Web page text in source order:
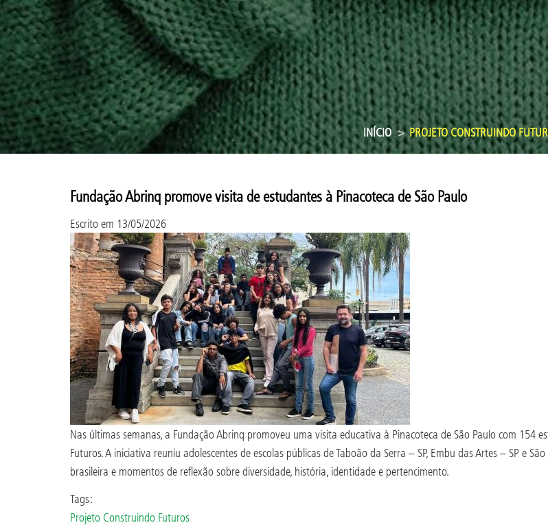
INÍCIO PROJETO CONSTRUINDO
Fundação Abrinq promove visita de estudantes à Pinacoteca de São Paulo
Escrito em 13/05/2026
Nas últimas semanas, a Fundação Abrinq promoveu uma visita educativa à Pinacoteca de São Paulo com 154
Futuros. A iniciativa reuniu adolescentes de escolas públicas de Taboão da Serra – SP, Embu das Artes – SP e
brasileira e momentos de reflexão sobre diversidade, história, identidade e pertencimento.
Tags:
Projeto Construindo Futuros